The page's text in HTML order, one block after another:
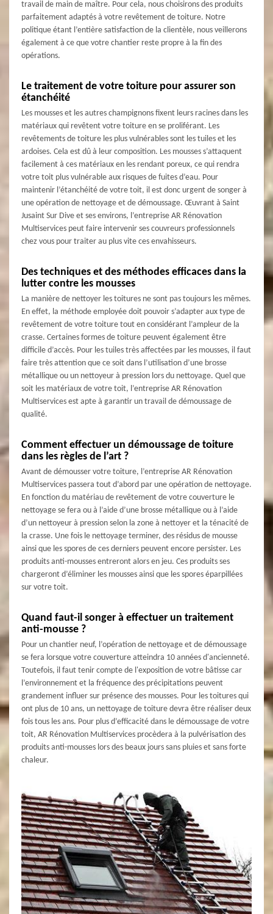
travail de main de maître. Pour cela, nous choisirons des produits
parfaitement adaptés à votre revêtement de toiture. Notre
politique étant l’entière satisfaction de la clientèle, nous veillerons
également à ce que votre chantier reste propre à la fin des
opérations.
Le traitement de votre toiture pour assurer son
étanchéité
Les mousses et les autres champignons fixent leurs racines dans les
matériaux qui revêtent votre toiture en se proliférant. Les
revêtements de toiture les plus vulnérables sont les tuiles et les
ardoises. Cela est dû à leur composition. Les mousses s’attaquent
facilement à ces matériaux en les rendant poreux, ce qui rendra
votre toit plus vulnérable aux risques de fuites d’eau. Pour
maintenir l’étanchéité de votre toit, il est donc urgent de songer à
une opération de nettoyage et de démoussage. Œuvrant à Saint
Jusaint Sur Dive et ses environs, l’entreprise AR Rénovation
Multiservices peut faire intervenir ses couvreurs professionnels
chez vous pour traiter au plus vite ces envahisseurs.
Des techniques et des méthodes efficaces dans la
lutter contre les mousses
La manière de nettoyer les toitures ne sont pas toujours les mêmes.
En effet, la méthode employée doit pouvoir s’adapter aux type de
revêtement de votre toiture tout en considérant l’ampleur de la
crasse. Certaines formes de toiture peuvent également être
difficile d’accès. Pour les tuiles très affectées par les mousses, il faut
faire très attention que ce soit dans l’utilisation d’une brosse
métallique ou un nettoyeur à pression lors du nettoyage. Quel que
soit les matériaux de votre toit, l’entreprise AR Rénovation
Multiservices est apte à garantir un travail de démoussage de
qualité.
Comment effectuer un démoussage de toiture
dans les règles de l’art ?
Avant de démousser votre toiture, l’entreprise AR Rénovation
Multiservices passera tout d’abord par une opération de nettoyage.
En fonction du matériau de revêtement de votre couverture le
nettoyage se fera ou à l’aide d’une brosse métallique ou à l’aide
d’un nettoyeur à pression selon la zone à nettoyer et la ténacité de
la crasse. Une fois le nettoyage terminer, des résidus de mousse
ainsi que les spores de ces derniers peuvent encore persister. Les
produits anti-mousses entreront alors en jeu. Ces produits ses
chargeront d’éliminer les mousses ainsi que les spores éparpillées
sur votre toit.
Quand faut-il songer à effectuer un traitement
anti-mousse ?
Pour un chantier neuf, l’opération de nettoyage et de démoussage
se fera lorsque votre couverture atteindra 10 années d'ancienneté.
Toutefois, il faut tenir compte de l'exposition de votre bâtisse car
l’environnement et la fréquence des précipitations peuvent
grandement influer sur présence des mousses. Pour les toitures qui
ont plus de 10 ans, un nettoyage de toiture devra être réaliser deux
fois tous les ans. Pour plus d’efficacité dans le démoussage de votre
toit, AR Rénovation Multiservices procèdera à la pulvérisation des
produits anti-mousses lors des beaux jours sans pluies et sans forte
chaleur.